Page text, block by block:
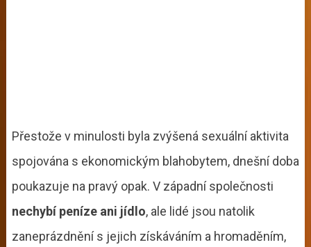
Přestože v minulosti byla zvýšená sexuální aktivita
spojována s ekonomickým blahobytem, dnešní doba
poukazuje na pravý opak. V západní společnosti
nechybí peníze ani jídlo, ale lidé jsou natolik
zaneprázdnění s jejich získáváním a hromaděním,